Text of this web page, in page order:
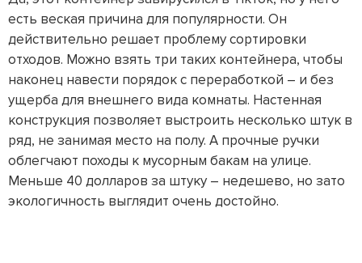
есть веская причина для популярности. Он
действительно решает проблему сортировки
отходов. Можно взять три таких контейнера, чтобы
наконец навести порядок с переработкой – и без
ущерба для внешнего вида комнаты. Настенная
конструкция позволяет выстроить несколько штук в
ряд, не занимая место на полу. А прочные ручки
облегчают походы к мусорным бакам на улице.
Меньше 40 долларов за штуку – недешево, но зато
экологичность выглядит очень достойно.